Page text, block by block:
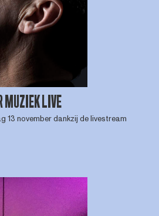
MUZIEK LIVE
13 november dankzij de livestream